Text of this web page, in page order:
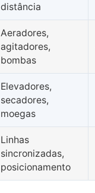
distância
Aeradores,
agitadores,
bombas
Elevadores,
secadores,
moegas
Linhas
sincronizadas,
posicionamento